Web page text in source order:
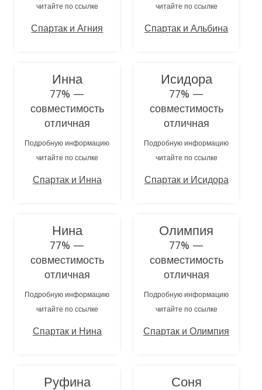
читайте по ссылке
Спартак и Агния
читайте по ссылке
Спартак и Альбина
Инна
77% —
совместимость
отличная
Подробную информацию
читайте по ссылке
Спартак и Инна
Исидора
77% —
совместимость
отличная
Подробную информацию
читайте по ссылке
Спартак и Исидора
Нина
77% —
совместимость
отличная
Подробную информацию
читайте по ссылке
Спартак и Нина
Олимпия
77% —
совместимость
отличная
Подробную информацию
читайте по ссылке
Спартак и Олимпия
Руфина Соня